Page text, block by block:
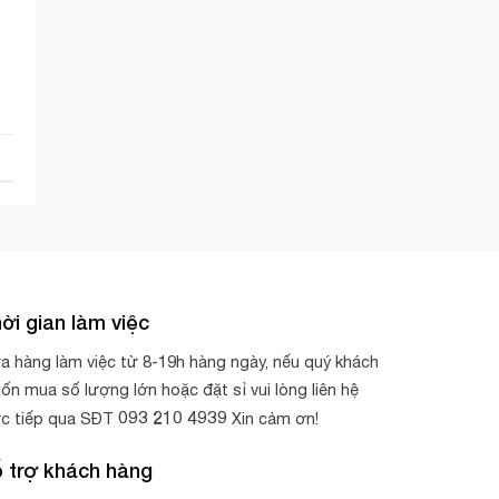
gian làm việc
hàng làm việc từ 8-19h hàng ngày, nếu quý khách
mua số lượng lớn hoặc đặt sỉ vui lòng liên hệ
tiếp qua SĐT 093 210 4939 Xin cảm ơn!
trợ khách hàng